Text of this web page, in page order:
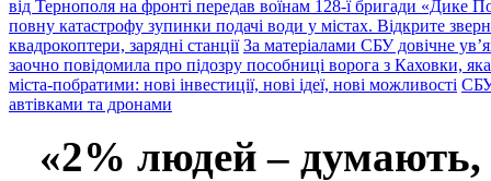
від Тернополя на фронті передав воїнам 128-ї бригади «Дике
повну катастрофу зупинки подачі води у містах. Відкрите
квадрокоптери, зарядні станції За матеріалами СБУ довічне
заочно повідомила про підозру пособниці ворога з Каховки,
міста-побратими: нові інвестиції, нові ідеї, нові можливості СБУ
автівками та дронами
«2% людей –